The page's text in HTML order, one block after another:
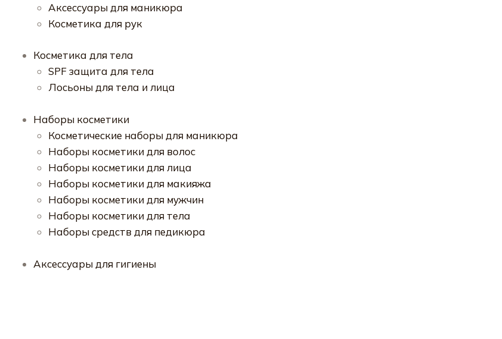
Аксессуары для маникюра
Косметика для рук
Косметика для тела
SPF защита для тела
Лосьоны для тела и лица
Наборы косметики
Косметические наборы для маникюра
Наборы косметики для волос
Наборы косметики для лица
Наборы косметики для макияжа
Наборы косметики для мужчин
Наборы косметики для тела
Наборы средств для педикюра
Аксессуары для гигиены